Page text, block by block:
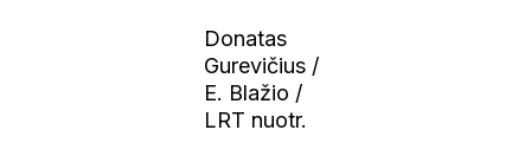
Donatas
Gurevičius /
E. Blažio /
LRT nuotr.